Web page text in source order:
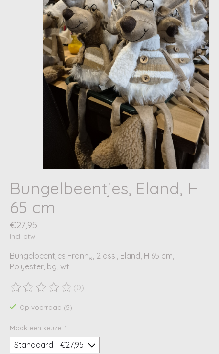
Bungelbeentjes, Eland, H
65 cm
€27,95
Incl. btw
Bungelbeentjes Franny, 2 ass., Eland, H 65 cm,
Polyester, bg, wt
De beoordeling van dit product is
(0)
Op voorraad (5)
Maak een keuze: *